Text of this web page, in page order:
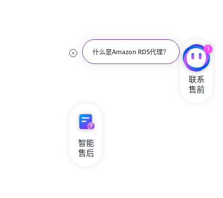
什么是Amazon RDS代理？ 1
联系
售前
智能
售后